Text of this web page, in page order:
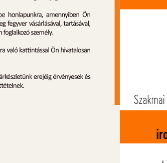
Termék leírás
A Buttler Creak
betét. A zajtalan
alakították ki az
biztosítást.
Ajánlott